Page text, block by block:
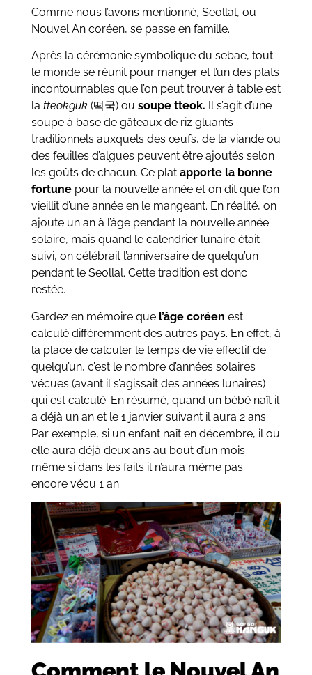
Comme nous l’avons mentionné, Seollal, ou
Nouvel An coréen, se passe en famille.
Après la cérémonie symbolique du sebae, tout
le monde se réunit pour manger et l’un des plats
incontournables que l’on peut trouver à table est
la tteokguk(떡국) ou soupe tteok. Il s’agit d’une
soupe à base de gâteaux de riz gluants
traditionnels auxquels des œufs, de la viande ou
des feuilles d’algues peuvent être ajoutés selon
les goûts de chacun. Ce plat apporte la bonne
fortunepour la nouvelle année et on dit que l’on
vieillit d’une année en le mangeant. En réalité, on
ajoute un an à l’âge pendant la nouvelle année
solaire, mais quand le calendrier lunaire était
suivi, on célébrait l’anniversaire de quelqu’un
pendant le Seollal. Cette tradition est donc
restée.
Gardez en mémoire quel’âge coréen est
calculé différemment des autres pays. En effet, à
la place de calculer le temps de vie effectif de
quelqu’un, c’est le nombre d’années solaires
vécues (avant il s’agissait des années lunaires)
qui est calculé. En résumé, quand un bébé naît il
a déjà un an et le 1 janvier suivant il aura 2 ans.
Par exemple, si un enfant naît en décembre, il ou
elle aura déjà deux ans au bout d’un mois
même si dans les faits il n’aura même pas
encore vécu 1 an.